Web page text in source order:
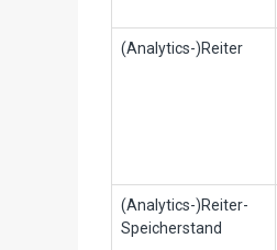
(Analytics-)Reiter
(Analytics-)Reiter-
Speicherstand